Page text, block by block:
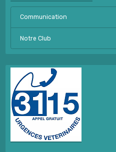
Communication
Notre Club